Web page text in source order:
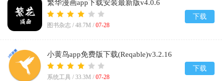
繁华漫画app下载安装最新版v4.0.6
图书杂志 / 48.7M / 07-28
下载
小黄鸟app免费版下载(Reqable)v3.2.16
系统工具 / 33.3M / 07-28
下载